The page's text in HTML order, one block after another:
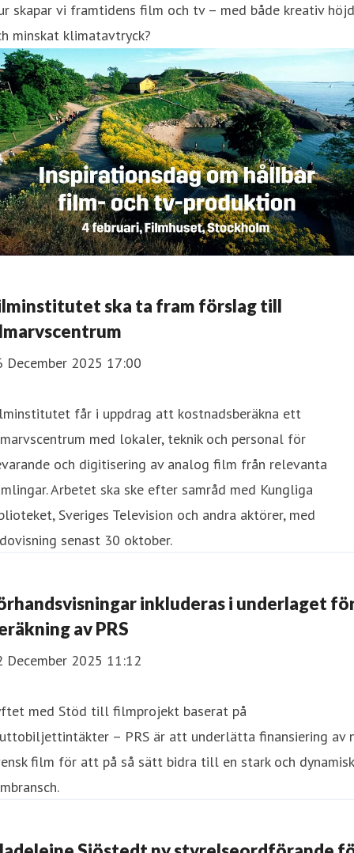
skapar vi framtidens film och tv – med både kreativ höjd
minskat klimatavtryck?
ska ta fram förslag till
December 2025 17:00
får i uppdrag att kostnadsberäkna ett
med lokaler, teknik och personal för
och digitisering av analog film från relevanta
Arbetet ska ske efter samråd med Kungliga
Sveriges Television och andra aktörer, med
senast 30 oktober.
inkluderas i underlaget
av PRS
December 2025 11:12
med Stöd till filmprojekt baserat på
– PRS är att underlätta finansiering av
film för att på så sätt bidra till en stark och dynamisk